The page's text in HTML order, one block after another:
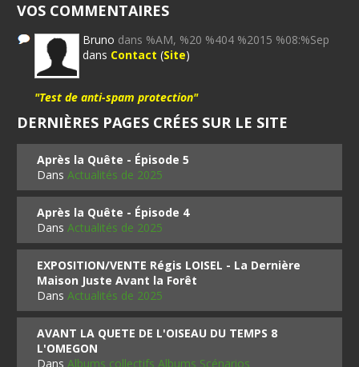
VOS COMMENTAIRES
Bruno dans %AM, %20 %404 %2015 %08:%Sep
dans Contact (Site)
"Test de anti-spam protection"
DERNIÈRES PAGES CRÉES SUR LE SITE
Après la Quête - Épisode 5
DansActualités de 2025
Après la Quête - Épisode 4
DansActualités de 2025
EXPOSITION/VENTE Régis LOISEL - La Dernière
Maison Juste Avant la Forêt
DansActualités de 2025
AVANT LA QUETE DE L'OISEAU DU TEMPS 8
L'OMEGON
DansAlbums collectifs Albums Scénarios